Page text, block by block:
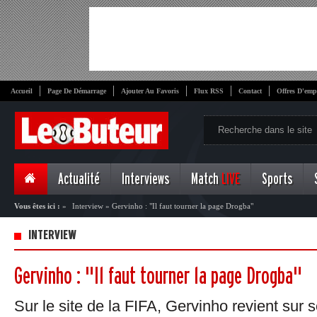
Accueil Page De Démarrage Ajouter Au Favoris Flux RSS Contact Offres
Actualité Interviews Match LIVE Sports
Vous êtes ici : » Interview » Gervinho : "Il faut tourner la page Drogba"
INTERVIEW
Gervinho : "Il faut tourner la page Drogba"
Sur le site de la FIFA, Gervinho revient sur